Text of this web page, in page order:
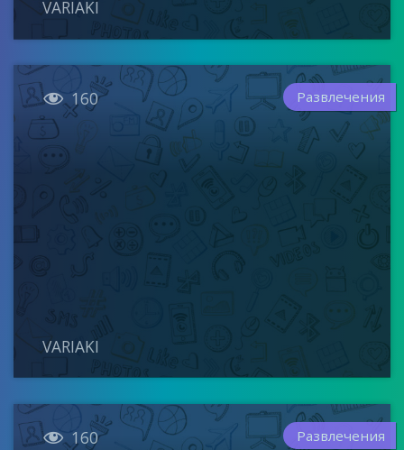
VARIAKI
 160 Развлечения
VARIAKI
 160 Развлечения